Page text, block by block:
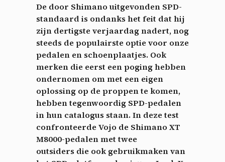
De door Shimano uitgevonden SPD-
standaard is ondanks het feit dat hij
zijn dertigste verjaardag nadert, nog
steeds de populairste optie voor onze
pedalen en schoenplaatjes. Ook
merken die eerst een poging hebben
ondernomen om met een eigen
oplossing op de proppen te komen,
hebben tegenwoordig SPD-pedalen
in hun catalogus staan. In deze test
confronteerde Vojo de Shimano XT
M8000-pedalen met twee
outsiders die ook gebruikmaken van